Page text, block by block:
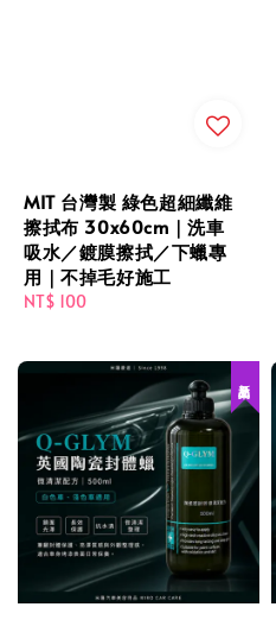
MIT 台灣製 綠色超細纖維
擦拭布 30x60cm｜洗車
吸水／鍍膜擦拭／下蠟專
用｜不掉毛好施工
Regular
NT$ 100